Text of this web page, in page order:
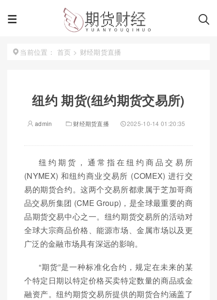
当前位置： 首页 > 财经期货直播
纽约 期货(纽约期货交易所)
admin 财经期货直播 2025-10-14 01:20:35
纽约期货，通常指在纽约商品交易所
(NYMEX) 和纽约商业交易所 (COMEX) 进行交
易的期货合约。这两个交易所都隶属于芝加哥商
品交易所集团 (CME Group)，是全球最重要的商
品期货交易中心之一。纽约期货交易所的活动对
全球大宗商品价格、能源市场、金属市场以及更
广泛的金融市场具有深远的影响。
“期货”是一种标准化合约，规定在未来的某
个特定日期以特定价格买卖特定数量的商品或金
融资产。纽约期货交易所提供的期货合约涵盖了